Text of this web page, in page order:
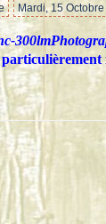
Mardi, 15